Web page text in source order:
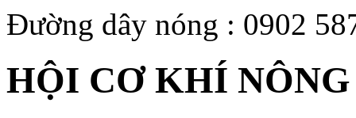
Đường dây nóng : 0902
HỘI CƠ KHÍ